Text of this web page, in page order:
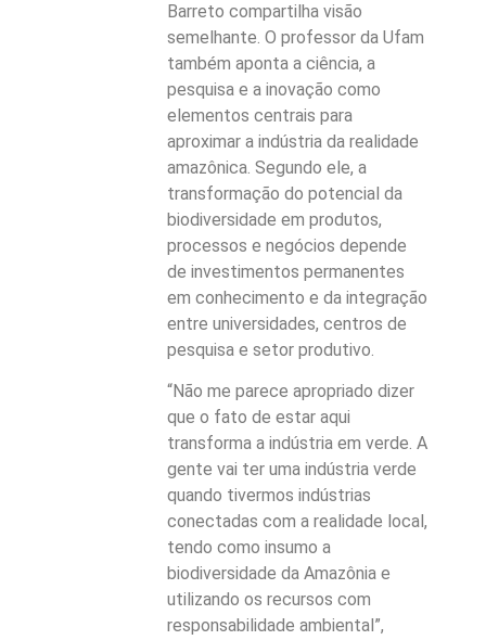
Barreto compartilha visão
semelhante. O professor da Ufam
também aponta a ciência, a
pesquisa e a inovação como
elementos centrais para
aproximar a indústria da realidade
amazônica. Segundo ele, a
transformação do potencial da
biodiversidade em produtos,
processos e negócios depende
de investimentos permanentes
em conhecimento e da integração
entre universidades, centros de
pesquisa e setor produtivo.
“Não me parece apropriado dizer
que o fato de estar aqui
transforma a indústria em verde. A
gente vai ter uma indústria verde
quando tivermos indústrias
conectadas com a realidade local,
tendo como insumo a
biodiversidade da Amazônia e
utilizando os recursos com
responsabilidade ambiental”,